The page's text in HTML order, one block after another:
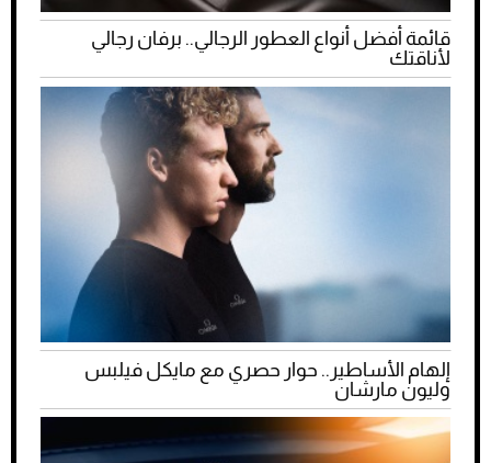
قائمة أفضل أنواع العطور الرجالي.. برفان رجالي
لأناقتك
إلهام الأساطير.. حوار حصري مع مايكل فيلبس
وليون مارشان